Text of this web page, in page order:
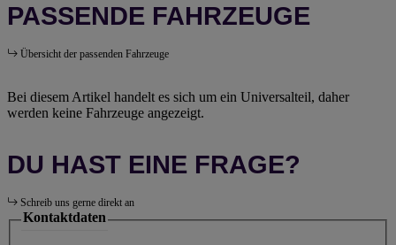
PASSENDE FAHRZEUGE
Übersicht der passenden Fahrzeuge
Bei diesem Artikel handelt es sich um ein Universalteil, daher
werden keine Fahrzeuge angezeigt.
DU HAST EINE FRAGE?
Schreib uns gerne direkt an
Kontaktdaten